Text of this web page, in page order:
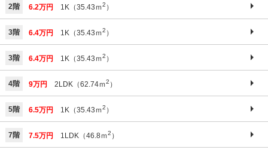
2階 6.2万円 1K（35.43ｍ2 ）
3階 6.4万円 1K（35.43ｍ2 ）
3階 6.4万円 1K（35.43ｍ2 ）
4階 9万円 2LDK（62.74ｍ2 ）
5階 6.5万円 1K（35.43ｍ2 ）
7階 7.5万円 1LDK（46.8ｍ2 ）